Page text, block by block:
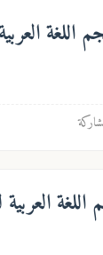
اللغة